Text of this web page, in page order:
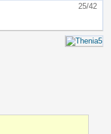
25/42